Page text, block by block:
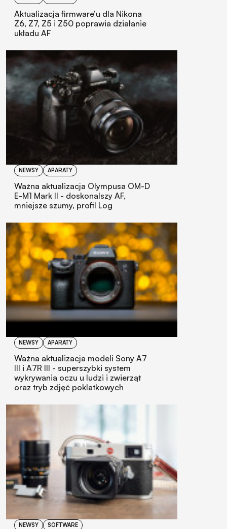
Aktualizacja firmware’u dla Nikona
Z6, Z7, Z5 i Z50 poprawia działanie
układu AF
NEWSY APARATY
Ważna aktualizacja Olympusa OM-D
E-M1 Mark II - doskonalszy AF,
mniejsze szumy, profil Log
NEWSY APARATY
Ważna aktualizacja modeli Sony A7
III i A7R III - superszybki system
wykrywania oczu u ludzi i zwierząt
oraz tryb zdjęć poklatkowych
NEWSY SOFTWARE